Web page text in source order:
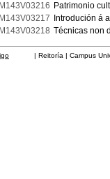
Patrimonio
Introdución á
Técnicas non
| Reitoría | Campus